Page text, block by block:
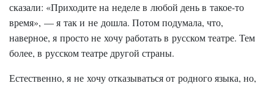
сказали: «Приходите на неделе в любой день в такое-то
время», — я так и не дошла. Потом подумала, что,
наверное, я просто не хочу работать в русском театре. Тем
более, в русском театре другой страны.
Естественно, я не хочу отказываться от родного языка, но,